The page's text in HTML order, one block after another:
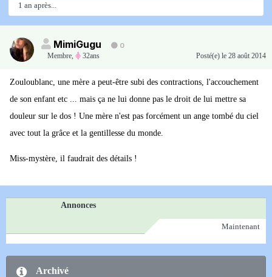
1 an après...
MimiGugu
0
Membre, 32ans Posté(e) le 28 août 2014
Zouloublanc, une mère a peut-être subi des contractions, l'accouchement
de son enfant etc ... mais ça ne lui donne pas le droit de lui mettre sa
douleur sur le dos ! Une mère n'est pas forcément un ange tombé du ciel
avec tout la grâce et la gentillesse du monde.
Miss-mystère, il faudrait des détails !
Annonces
Maintenant
Archivé